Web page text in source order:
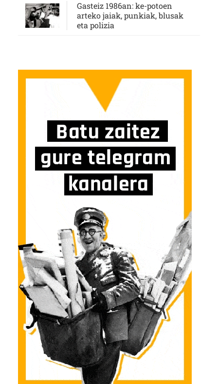
Gasteiz 1986an: ke-potoen
arteko jaiak, punkiak, blusak
eta polizia